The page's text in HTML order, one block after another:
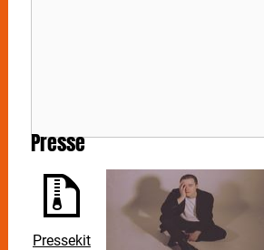
Presse
Pressekit